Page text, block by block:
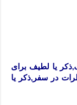
یا لطیف برای
در سفر,ذکر یا